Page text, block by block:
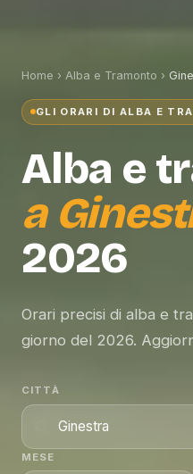
Home › Alba e Tramonto ›
GLI ORARI DI ALBA E
Alba e
a
2026
Orari precisi di alba e
giorno del 2026.
CITTÀ
MESE